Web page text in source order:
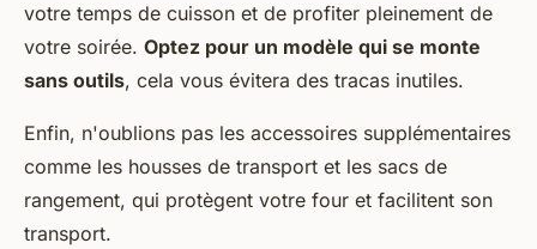
votre temps de cuisson et de profiter pleinement de
votre soirée. Optez pour un modèle qui se monte
sans outils, cela vous évitera des tracas inutiles.
Enfin, n'oublions pas les accessoires supplémentaires
comme les housses de transport et les sacs de
rangement, qui protègent votre four et facilitent son
transport.